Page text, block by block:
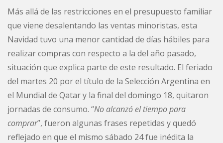
Más allá de las restricciones en el presupuesto familiar
que viene desalentando las ventas minoristas, esta
Navidad tuvo una menor cantidad de días hábiles para
realizar compras con respecto a la del año pasado,
situación que explica parte de este resultado. El feriado
del martes 20 por el título de la Selección Argentina en
el Mundial de Qatar y la final del domingo 18, quitaron
jornadas de consumo. “No alcanzó el tiempo para
comprar”, fueron algunas frases repetidas y quedó
reflejado en que el mismo sábado 24 fue inédita la